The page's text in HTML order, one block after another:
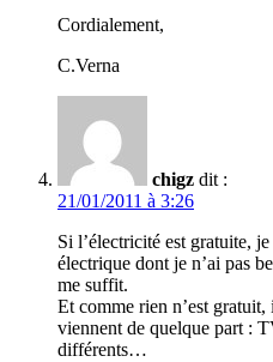
Cordialement,
C.Verna
chigz dit :
21/01/2011 à 3:26
Si l’électricité est gratuite,
électrique dont je n’ai pas
me suffit.
Et comme rien n’est
viennent de quelque part :
différents…